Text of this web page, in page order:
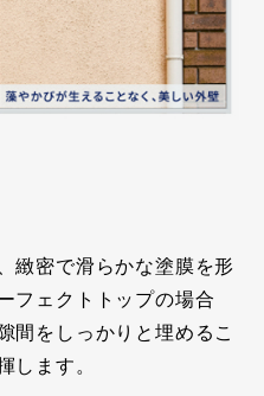
緻密で滑らかな塗膜を形
フェクトトップの場合
間をしっかりと埋めるこ
します。